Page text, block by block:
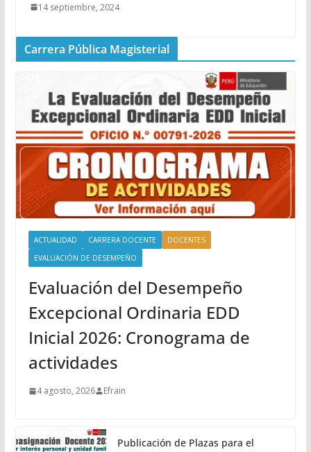
14 septiembre, 2024
Carrera Pública Magisterial
ACTUALIDAD CARRERA DOCENTE
DOCENTES
EVALUACIÓN DE DESEMPEÑO
Evaluación del Desempeño
Excepcional Ordinaria EDD
Inicial 2026: Cronograma de
actividades
4 agosto, 2026 Efrain
Publicación de Plazas para el